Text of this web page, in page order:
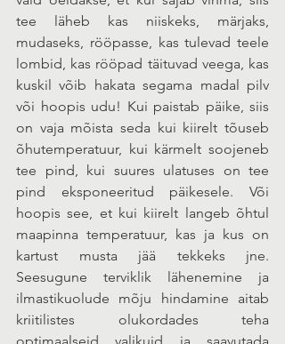
tee läheb kas niiskeks, märjaks,
mudaseks, rööpasse, kas tulevad teele
lombid, kas rööpad täituvad veega, kas
kuskil võib hakata segama madal pilv
või hoopis udu! Kui paistab päike, siis
on vaja mõista seda kui kiirelt tõuseb
õhutemperatuur, kui kärmelt soojeneb
tee pind, kui suures ulatuses on tee
pind eksponeeritud päikesele. Või
hoopis see, et kui kiirelt langeb õhtul
maapinna temperatuur, kas ja kus on
kartust musta jää tekkeks jne.
Seesugune terviklik lähenemine ja
ilmastikuolude mõju hindamine aitab
kriitilistes olukordades teha